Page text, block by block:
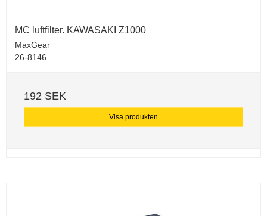
MC luftfilter. KAWASAKI Z1000
MaxGear
26-8146
192 SEK
Visa produkten